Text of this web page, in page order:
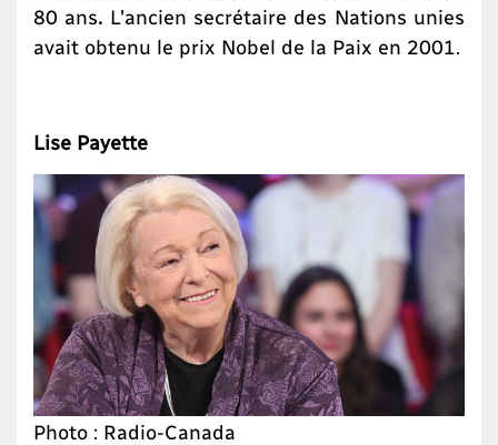
80 ans. L'ancien secrétaire des Nations unies
avait obtenu le prix Nobel de la Paix en 2001.
Lise Payette
Photo : Radio-Canada